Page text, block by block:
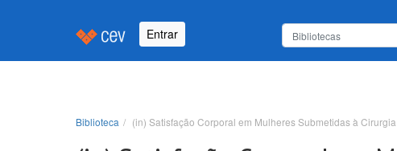
Entrar
Biblioteca (in) Satisfação Corporal em Mulheres Submetidas à